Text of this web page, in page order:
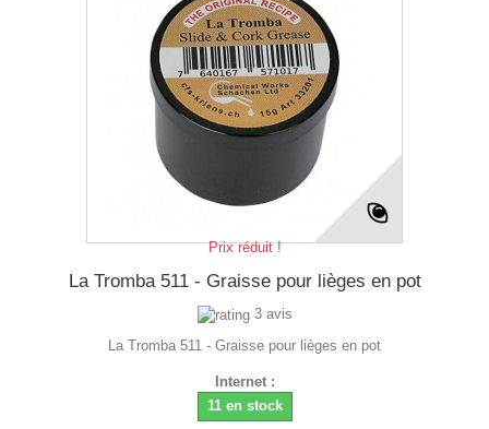
Prix réduit !
La Tromba 511 - Graisse pour lièges en pot
3 avis
La Tromba 511 - Graisse pour lièges en pot
Internet :
11 en stock